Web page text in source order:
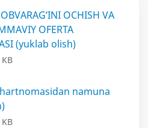
OCHISH VA
OFERTA
(yuklab olish)
namuna